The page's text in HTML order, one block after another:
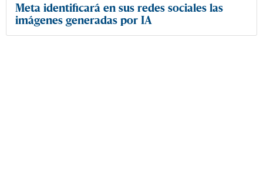
Meta identificará en sus redes sociales las
imágenes generadas por IA